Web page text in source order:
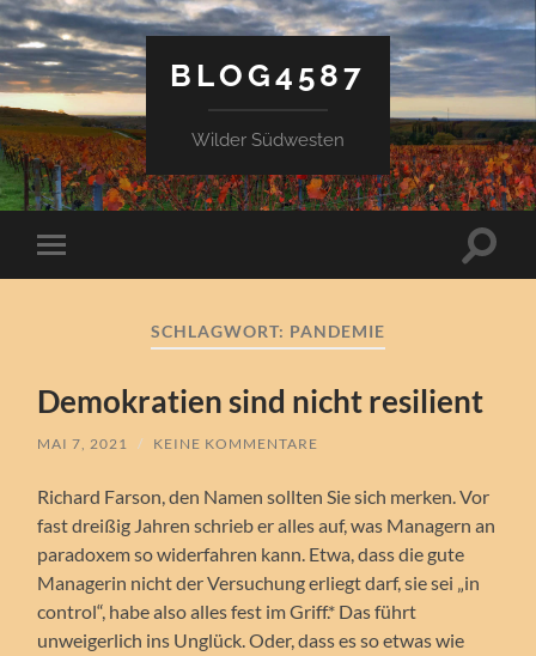
BLOG4587
Wilder Südwesten
Mobile-
Menü
SCHLAGWORT: PANDEMIE
Demokratien sind nicht resilient
MAI 7, 2021 / KEINE KOMMENTARE
Richard Farson, den Namen sollten Sie sich merken. Vor
fast dreißig Jahren schrieb er alles auf, was Managern an
paradoxem so widerfahren kann. Etwa, dass die gute
Managerin nicht der Versuchung erliegt darf, sie sei „in
control“, habe also alles fest im Griff.* Das führt
unweigerlich ins Unglück. Oder, dass es so etwas wie